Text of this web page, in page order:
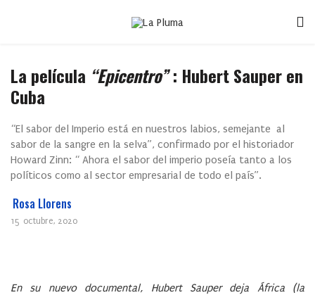
La película “Epicentro”: Hubert Sauper en
Cuba
“El sabor del Imperio está en nuestros labios, semejante al
sabor de la sangre en la selva”, confirmado por el historiador
Howard Zinn: “ Ahora el sabor del imperio poseía tanto a los
políticos como al sector empresarial de todo el país”.
Rosa Llorens
15 octubre, 2020
En su nuevo documental, Hubert Sauper deja África (la